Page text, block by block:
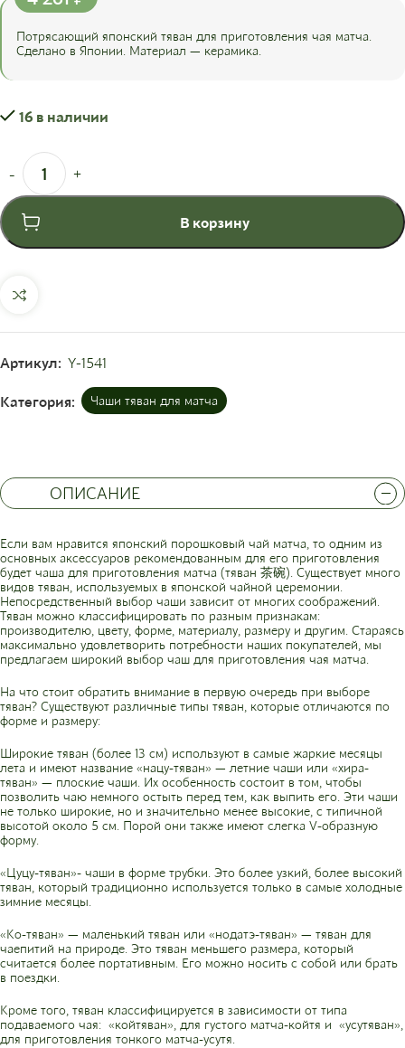
Потрясающий японский тяван для приготовления чая матча.
Сделано в Японии. Материал — керамика.
16 в наличии
В корзину
Артикул: Y-1541
Категория: Чаши тяван для матча
ОПИСАНИЕ
Если вам нравится японский порошковый чай матча, то одним из
основных аксессуаров рекомендованным для его приготовления
будет чаша для приготовления матча (тяван 茶碗). Существует много
видов тяван, используемых в японской чайной церемонии.
Непосредственный выбор чаши зависит от многих соображений.
Тяван можно классифицировать по разным признакам:
производителю, цвету, форме, материалу, размеру и другим. Стараясь
максимально удовлетворить потребности наших покупателей, мы
предлагаем широкий выбор чаш для приготовления чая матча.
На что стоит обратить внимание в первую очередь при выборе
тяван? Существуют различные типы тяван, которые отличаются по
форме и размеру:
Широкие тяван (более 13 см) используют в самые жаркие месяцы
лета и имеют название «нацу-тяван» — летние чаши или «хира-
тяван» — плоские чаши. Их особенность состоит в том, чтобы
позволить чаю немного остыть перед тем, как выпить его. Эти чаши
не только широкие, но и значительно менее высокие, с типичной
высотой около 5 см. Порой они также имеют слегка V-образную
форму.
«Цуцу-тяван»- чаши в форме трубки. Это более узкий, более высокий
тяван, который традиционно используется только в самые холодные
зимние месяцы.
«Ко-тяван» — маленький тяван или «нодатэ-тяван» — тяван для
чаепитий на природе. Это тяван меньшего размера, который
считается более портативным. Его можно носить с собой или брать
в поездки.
Кроме того, тяван классифицируется в зависимости от типа
подаваемого чая: «койтяван», для густого матча-койтя и «усутяван»,
для приготовления тонкого матча-усутя.